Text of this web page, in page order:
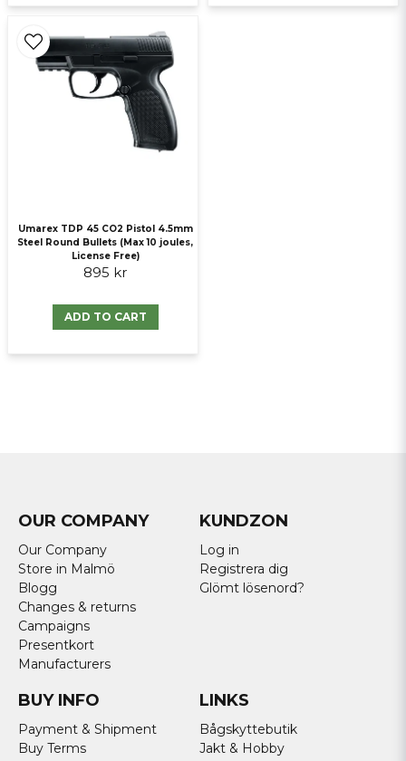
Umarex TDP 45 CO2 Pistol 4.5mm
Steel Round Bullets (Max 10 joules,
License Free)
895 kr
ADD TO CART
OUR COMPANY
Our Company
Store in Malmö
Blogg
Changes & returns
Campaigns
Presentkort
Manufacturers
KUNDZON
Log in
Registrera dig
Glömt lösenord?
BUY INFO
Payment & Shipment
Buy Terms
LINKS
Bågskyttebutik
Jakt & Hobby